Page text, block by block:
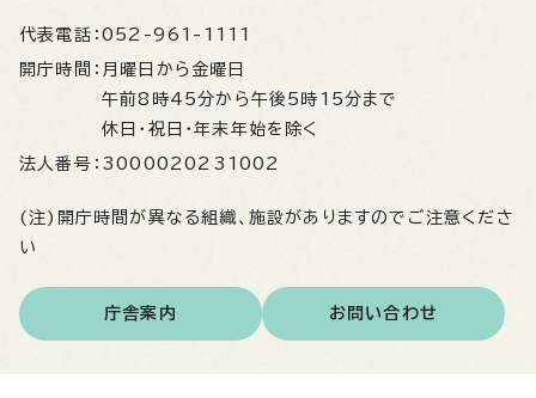
代表電話： 052-961-1111
開庁時間： 月曜日から金曜日
午前8時45分から午後5時15分まで
休日・祝日・年末年始を除く
法人番号： 3000020231002
(注)開庁時間が異なる組織、施設がありますのでご注意くださ
い
庁舎案内 お問い合わせ